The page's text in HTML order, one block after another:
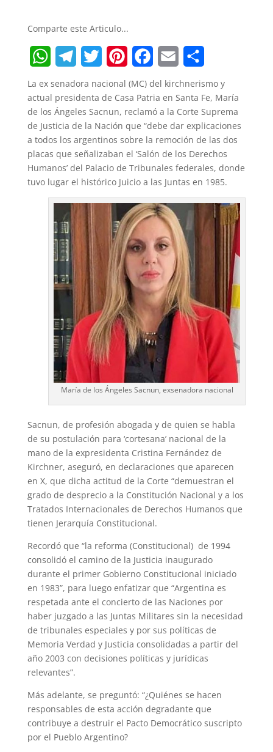
Comparte este Articulo...
h
a
t
s
A
e
l
e
g
r
a
m
w
i
t
t
e
r
P
i
n
t
e
r
e
s
t
a
c
e
b
o
o
k
E
m
a
i
l
h
a
r
e
La ex senadora nacional (MC) del kirchnerismo y
actual presidenta de Casa Patria en Santa Fe, María
de los Ángeles Sacnun, reclamó a la Corte Suprema
de Justicia de la Nación que “debe dar explicaciones
a todos los argentinos sobre la remoción de las dos
placas que señalizaban el ‘Salón de los Derechos
Humanos’ del Palacio de Tribunales federales, donde
tuvo lugar el histórico Juicio a las Juntas en 1985.
María de los Ángeles Sacnun, exsenadora nacional
Sacnun, de profesión abogada y de quien se habla
de su postulación para ‘cortesana’ nacional de la
mano de la expresidenta Cristina Fernández de
Kirchner, aseguró, en declaraciones que aparecen
en X, que dicha actitud de la Corte “demuestran el
grado de desprecio a la Constitución Nacional y a los
Tratados Internacionales de Derechos Humanos que
tienen Jerarquía Constitucional.
Recordó que “la reforma (Constitucional) de 1994
consolidó el camino de la Justicia inaugurado
durante el primer Gobierno Constitucional iniciado
en 1983”, para luego enfatizar que “Argentina es
respetada ante el concierto de las Naciones por
haber juzgado a las Juntas Militares sin la necesidad
de tribunales especiales y por sus políticas de
Memoria Verdad y Justicia consolidadas a partir del
año 2003 con decisiones políticas y jurídicas
relevantes”.
Más adelante, se preguntó: “¿Quiénes se hacen
responsables de esta acción degradante que
contribuye a destruir el Pacto Democrático suscripto
por el Pueblo Argentino?